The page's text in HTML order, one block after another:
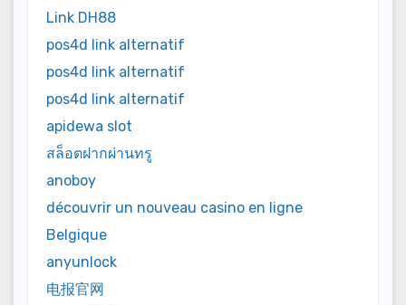
Link DH88
pos4d link alternatif
pos4d link alternatif
pos4d link alternatif
apidewa slot
สล็อตฝากผ่านทรู
anoboy
découvrir un nouveau casino en ligne
Belgique
anyunlock
电报官网